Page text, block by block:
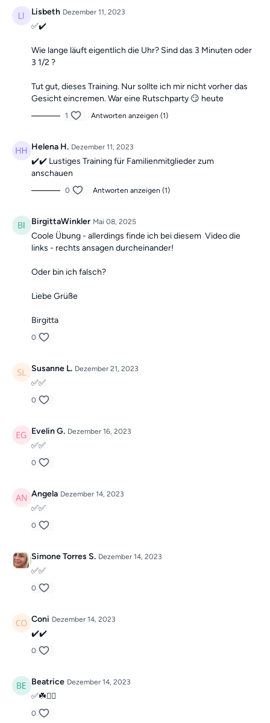
30-minütiges Training , um dich motiviert zu halten!
verschiedenen Schwerpunkten und sind somit die ideale
Grundlage für ein
Mach dir keine Sorgen, falls du mal einen Tag verpasst,
In der Kategorie“Vergangene Trainings des
Tages”findest du jederzeitalle vergangen Einheiten.
Lisbeth Dezember 11, 2023
✅️✔️
Wie lange läuft eigentlich die Uhr? Sind das 3 Minuten oder
3 1/2 ?
Tut gut, dieses Training. Nur sollte ich mir nicht vorher das
Gesicht eincremen. War eine Rutschparty 😏 heute
1 Antworten anzeigen (1)
Helena H. Dezember 11, 2023
✔️✔️ Lustiges Training für Familienmitglieder zum
anschauen
0 Antworten anzeigen (1)
BirgittaWinkler Mai 08, 2025
Coole Übung - allerdings finde ich bei diesem Video die
links - rechts ansagen durcheinander!
Oder bin ich falsch?
Liebe Grüße
Birgitta
0
Susanne L. Dezember 21, 2023
✅✅
0
Evelin G. Dezember 16, 2023
✅✅
0
Angela Dezember 14, 2023
✅✅
0
Simone Torres S. Dezember 14, 2023
✅✅
0
Coni Dezember 14, 2023
✔️✔️
0
Beatrice Dezember 14, 2023
✅☘️🙋‍♀️
0